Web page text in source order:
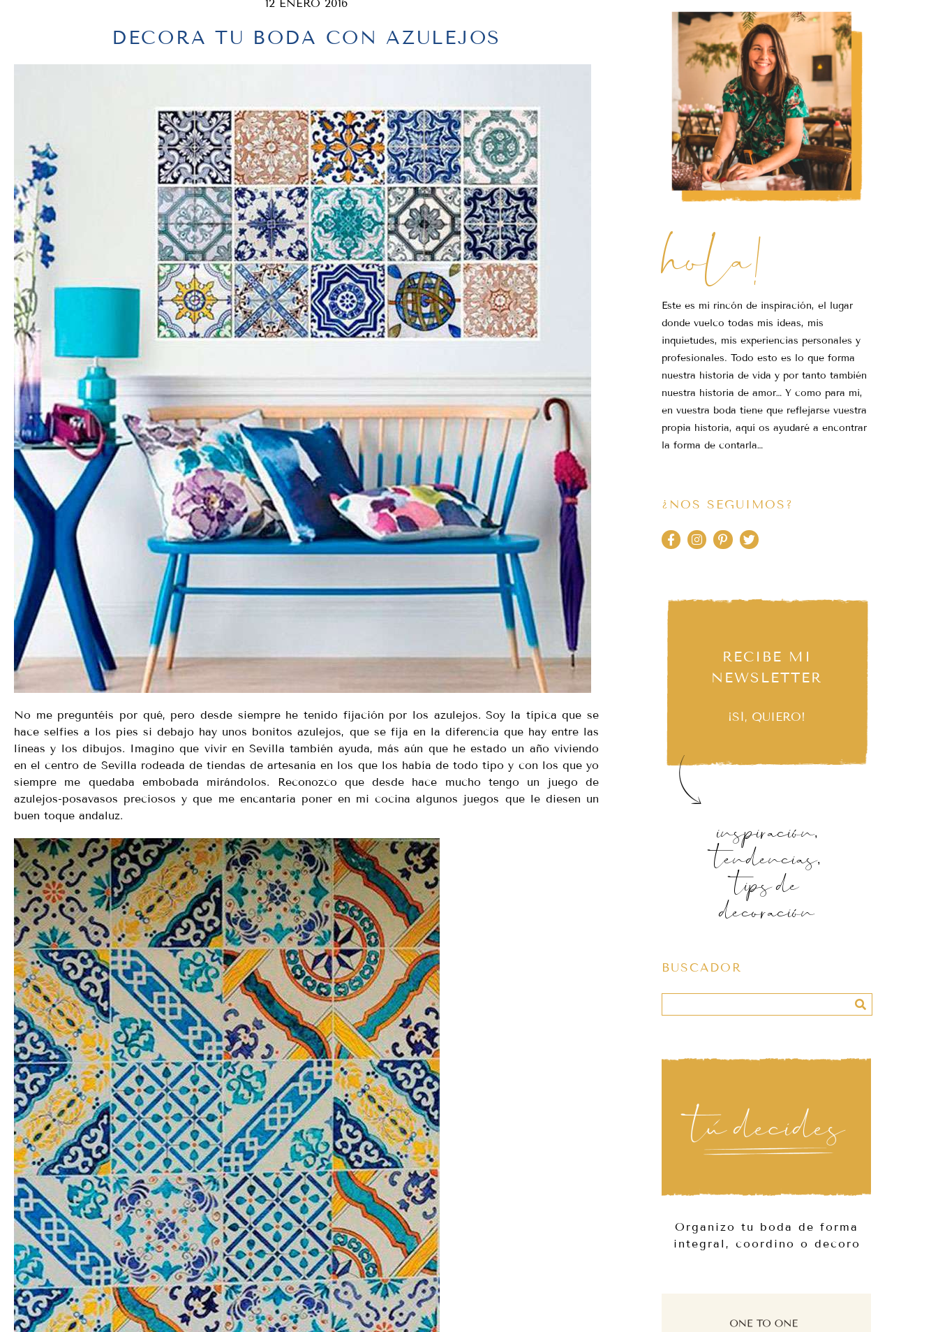
12 ENERO 2016
DECORA TU BODA CON AZULEJOS
No me preguntéis por qué, pero desde siempre he tenido fijación por los azulejos. Soy la típica que se
hace selfies a los pies si debajo hay unos bonitos azulejos, que se fija en la diferencia que hay entre las
líneas y los dibujos. Imagino que vivir en Sevilla también ayuda, más aún que he estado un año viviendo
en el centro de Sevilla rodeada de tiendas de artesanía en los que los había de todo tipo y con los que yo
siempre me quedaba embobada mirándolos. Reconozco que desde hace mucho tengo un juego de
azulejos-posavasos preciosos y que me encantaría poner en mi cocina algunos juegos que le diesen un
buen toque andaluz.
hola!
Este es mi rincón de inspiración, el lugar
donde vuelco todas mis ideas, mis
inquietudes, mis experiencias personales y
profesionales. Todo esto es lo que forma
nuestra historia de vida y por tanto también
nuestra historia de amor… Y como para mi,
en vuestra boda tiene que reflejarse vuestra
propia historia, aquí os ayudaré a encontrar
la forma de contarla…
¿NOS SEGUIMOS?
RECIBE MI
NEWSLETTER
¡SÍ, QUIERO!
inspiración,
tendencias,
tips de
decoración
BUSCADOR
Organizo tu boda de forma
integral, coordino o decoro